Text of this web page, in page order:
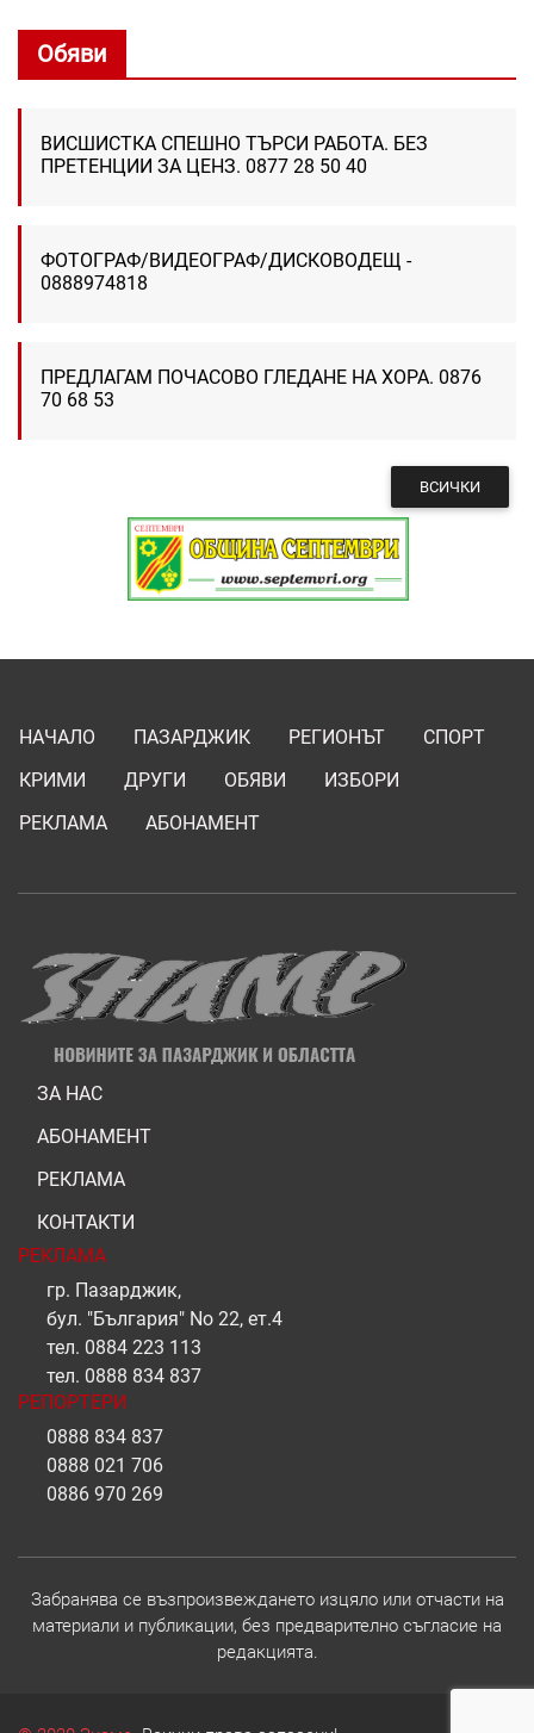
Обяви
ВИСШИСТКА СПЕШНО ТЪРСИ РАБОТА. БЕЗ
ПРЕТЕНЦИИ ЗА ЦЕНЗ. 0877 28 50 40
ФОТОГРАФ/ВИДЕОГРАФ/ДИСКОВОДЕЩ -
0888974818
ПРЕДЛАГАМ ПОЧАСОВО ГЛЕДАНЕ НА ХОРА. 0876
70 68 53
ВСИЧКИ
НАЧАЛО ПАЗАРДЖИК РЕГИОНЪТ
СПОРТ
КРИМИ
ДРУГИ ОБЯВИ
ИЗБОРИ
РЕКЛАМА
АБОНАМЕНТ
ЗА НАС
АБОНАМЕНТ
РЕКЛАМА
КОНТАКТИ
РЕКЛАМА
гр. Пазарджик,
бул. "България" No 22, ет.4
тел. 0884 223 113
тел. 0888 834 837
РЕПОРТЕРИ
0888 834 837
0888 021 706
0886 970 269
Забранява се възпроизвеждането изцяло или отчасти на
материали и публикации, без предварително съгласие на
редакцията.